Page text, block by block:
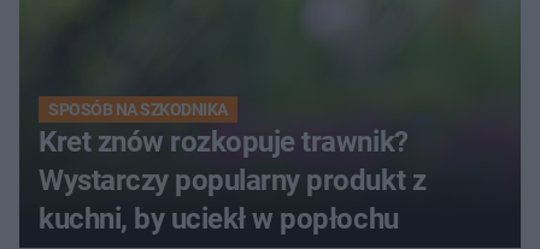
SPOSÓB NA SZKODNIKA
Kret znów rozkopuje trawnik?
Wystarczy popularny produkt z
kuchni, by uciekł w popłochu